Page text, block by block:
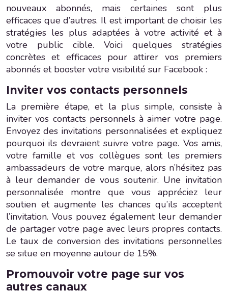
nouveaux abonnés, mais certaines sont plus
efficaces que d’autres. Il est important de choisir les
stratégies les plus adaptées à votre activité et à
votre public cible. Voici quelques stratégies
concrètes et efficaces pour attirer vos premiers
abonnés et booster votre visibilité sur Facebook :
Inviter vos contacts personnels
La première étape, et la plus simple, consiste à
inviter vos contacts personnels à aimer votre page.
Envoyez des invitations personnalisées et expliquez
pourquoi ils devraient suivre votre page. Vos amis,
votre famille et vos collègues sont les premiers
ambassadeurs de votre marque, alors n’hésitez pas
à leur demander de vous soutenir. Une invitation
personnalisée montre que vous appréciez leur
soutien et augmente les chances qu’ils acceptent
l’invitation. Vous pouvez également leur demander
de partager votre page avec leurs propres contacts.
Le taux de conversion des invitations personnelles
se situe en moyenne autour de 15%.
Promouvoir votre page sur vos
autres canaux